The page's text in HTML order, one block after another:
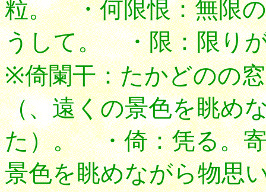
粒。 ・何限恨：無限
うして。 ・限：限り
※倚闌干：たかどのの
（、遠くの景色を眺め
た）。 ・倚：凭る。
景色を眺めながら物思